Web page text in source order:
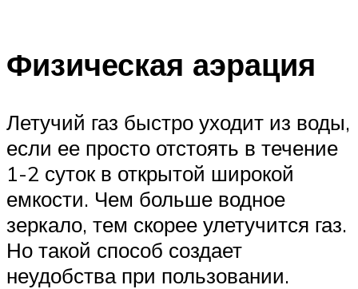
Физическая аэрация
Летучий газ быстро уходит из воды,
если ее просто отстоять в течение
1-2 суток в открытой широкой
емкости. Чем больше водное
зеркало, тем скорее улетучится газ.
Но такой способ создает
неудобства при пользовании.